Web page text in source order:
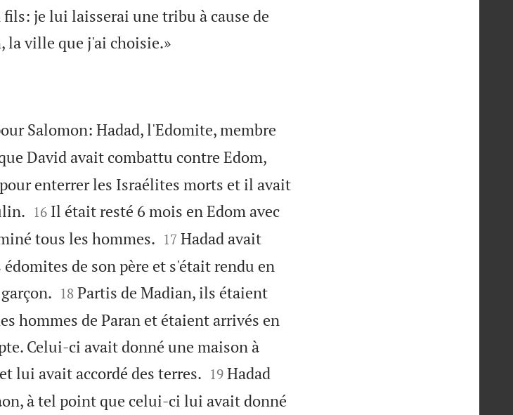
je lui laisserai une tribu à cause de
la ville que j'ai choisie.»
Salomon: Hadad, l'Edomite, membre
David avait combattu contre Edom,
enterrer les Israélites morts et il avait

16 Il était resté 6 mois en Edom avec
tous les hommes.
17 Hadad avait
de son père et s'était rendu en

18 Partis de Madian, ils étaient
hommes de Paran et étaient arrivés en
Celui-ci avait donné une maison à
lui avait accordé des terres.
19 Hadad
à tel point que celui-ci lui avait donné